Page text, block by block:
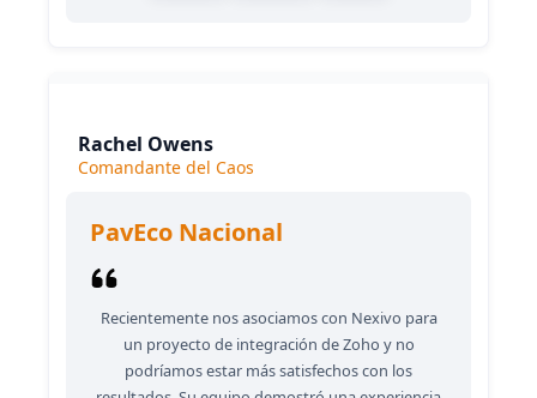
Rachel Owens
Comandante del Caos
PavEco Nacional
Recientemente nos asociamos con Nexivo para
un proyecto de integración de Zoho y no
podríamos estar más satisfechos con los